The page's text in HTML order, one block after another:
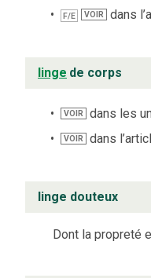
F/E VOIR dans
linge de corps
VOIR dans les
VOIR dans
linge douteux
Dont la propreté